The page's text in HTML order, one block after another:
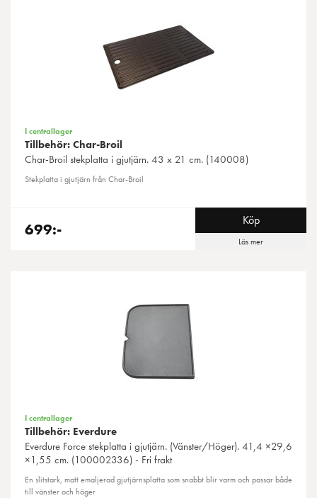
I centrallager
Tillbehör: Char-Broil
Char-Broil stekplatta i gjutjärn. 43 x 21 cm. (140008)
Stekplatta i gjutjärn från Char-Broil
699:- Köp
Läs mer
I centrallager
Tillbehör: Everdure
Everdure Force stekplatta i gjutjärn. (Vänster/Höger). 41,4 ×29,6
×1,55 cm. (100002336) - Fri frakt
En slitstark, matt emaljerad gjutjärnsplatta som snabbt blir varm och passar både
till vänster och höger